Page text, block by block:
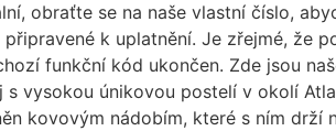
obraťte se na naše vlastní číslo,
připravené k uplatnění. Je zřejmé, že
funkční kód ukončen. Zde jsou
s vysokou únikovou postelí v okolí
kovovým nádobím, které s ním drží